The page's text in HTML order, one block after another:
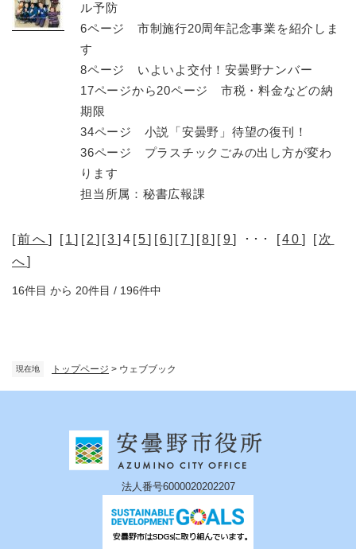
現在地 トップページ > ウェブブック
ル予防
6ページ 市制施行20周年記念事業を紹介しま
す
8ページ いよいよ交付！安曇野ナンバー
17ページから20ページ 市税・料金などの納
期限
34ページ 小説「安曇野」待望の復刊！
36ページ プラスチックごみの出し方が変わ
ります
担当所属：秘書広報課
[前へ ] [1][2][3 ]4[5][6][7 ][8][9] ･･･ [40 ] [次
へ]
16件目 から 20件目 / 196件中
法人番号6000020202207